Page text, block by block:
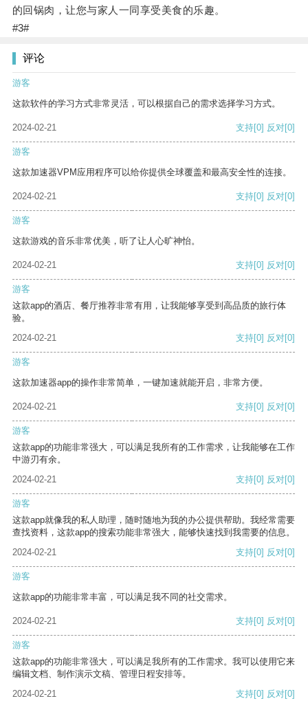
的回锅肉，让您与家人一同享受美食的乐趣。
#3#
评论
游客
这款软件的学习方式非常灵活，可以根据自己的需求选择学习方式。
2024-02-21 支持[0] 反对[0]
游客
这款加速器VPM应用程序可以给你提供全球覆盖和最高安全性的连接。
2024-02-21 支持[0] 反对[0]
游客
这款游戏的音乐非常优美，听了让人心旷神怡。
2024-02-21 支持[0] 反对[0]
游客
这款app的酒店、餐厅推荐非常有用，让我能够享受到高品质的旅行体
验。
2024-02-21
支持[0] 反对[0]
游客
这款加速器app的操作非常简单，一键加速就能开启，非常方便。
2024-02-21 支持[0] 反对[0]
游客
这款app的功能非常强大，可以满足我所有的工作需求，让我能够在工作
中游刃有余。
2024-02-21
支持[0] 反对[0]
游客
这款app就像我的私人助理，随时随地为我的办公提供帮助。我经常需要
查找资料，这款app的搜索功能非常强大，能够快速找到我需要的信息。
2024-02-21
支持[0] 反对[0]
游客
这款app的功能非常丰富，可以满足我不同的社交需求。
2024-02-21 支持[0] 反对[0]
游客
这款app的功能非常强大，可以满足我所有的工作需求。我可以使用它来
编辑文档、制作演示文稿、管理日程安排等。
2024-02-21
支持[0] 反对[0]